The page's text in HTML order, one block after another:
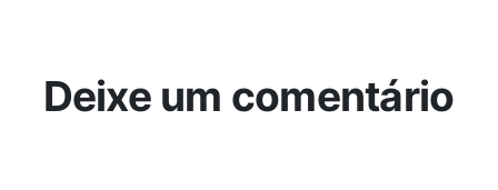
Deixe um comentário